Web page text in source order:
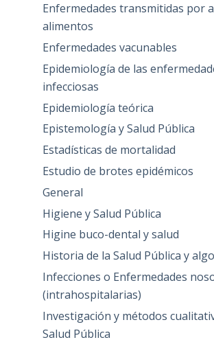
Enfermedades transmitidas por
alimentos
Enfermedades vacunables
Epidemiología de las
infecciosas
Epidemiología teórica
Epistemología y Salud Pública
Estadísticas de mortalidad
Estudio de brotes epidémicos
General
Higiene y Salud Pública
Higine buco-dental y salud
Historia de la Salud Pública y
Infecciones o Enfermedades
(intrahospitalarias)
Investigación y métodos
Salud Pública